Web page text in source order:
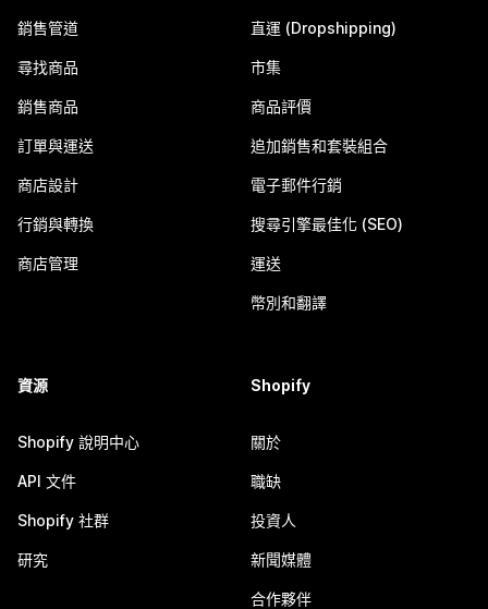
銷售管道
尋找商品
銷售商品
訂單與運送
商店設計
行銷與轉換
商店管理
直運 (Dropshipping)
市集
商品評價
追加銷售和套裝組合
電子郵件行銷
搜尋引擎最佳化 (SEO)
運送
幣別和翻譯
資源
Shopify 說明中心
API 文件
Shopify 社群
研究
Shopify
關於
職缺
投資人
新聞媒體
合作夥伴